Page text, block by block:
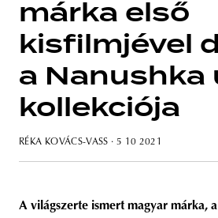
márka első
kisfilmjével
a Nanushka
kollekciója
RÉKA KOVÁCS-VASS · 5 10 2021
A világszerte ismert magyar márka, a